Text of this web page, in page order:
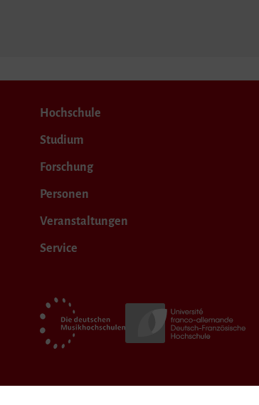
Hochschule
Studium
Forschung
Personen
Veranstaltungen
Service